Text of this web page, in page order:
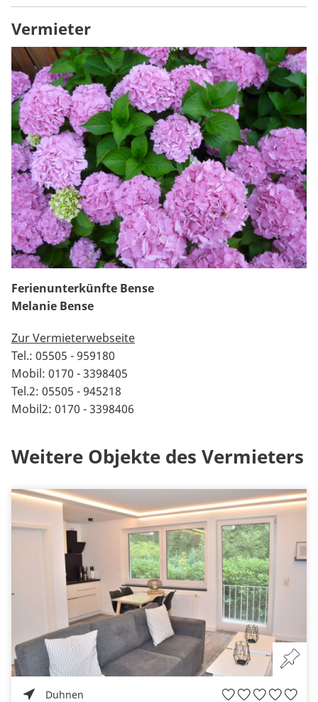
Vermieter
Ferienunterkünfte Bense
Melanie Bense
Zur Vermieterwebseite
Tel.: 05505 - 959180
Mobil: 0170 - 3398405
Tel.2: 05505 - 945218
Mobil2: 0170 - 3398406
Weitere Objekte des Vermieters
Duhnen